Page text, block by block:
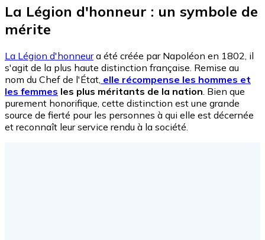
La Légion d'honneur : un symbole de
mérite
La Légion d'honneura été créée par Napoléon en 1802, il
s'agit de la plus haute distinction française. Remise au
nom du Chef de l'État, elle récompense les hommes et
les femmes les plus méritants de la nation . Bien que
purement honorifique, cette distinction est une grande
source de fierté pour les personnes à qui elle est décernée
et reconnaît leur service rendu à la société.